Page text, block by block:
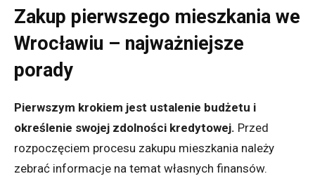
Zakup pierwszego mieszkania we
Wrocławiu – najważniejsze
porady
Pierwszym krokiem jest ustalenie budżetu i
określenie swojej zdolności kredytowej. Przed
rozpoczęciem procesu zakupu mieszkania należy
zebrać informacje na temat własnych finansów.